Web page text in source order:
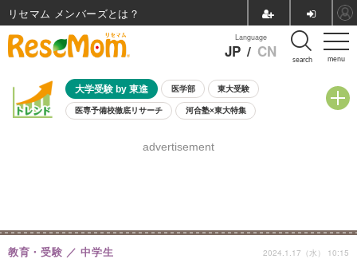
menu
Language
JP / CN search
大学受験 by 東進 医学部 東大受験
医専予備校徹底リサーチ 河合塾×東大特集
8月開催学校説明会・相談会
advertisement
教育・受験 中学生 2024.1.17（水） 10:15
リセマム メンバーズ